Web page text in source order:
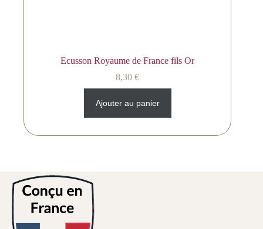
Ecusson Royaume de France fils Or
8,30€
Ajouter au panier